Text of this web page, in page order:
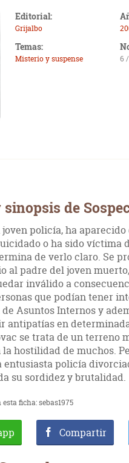
Editorial:
Grijalbo
Temas:
Misterio y suspense 6
de
policía, ha
o ha sido víctima
de verlo claro. Se
al padre del joven
inválido a
que podían tener
Asuntos Internos y
antipatías en
se trata de un terreno
hostilidad de muchos.
policía
su sordidez y brutalidad.
ficha:sebas1975
Compartir